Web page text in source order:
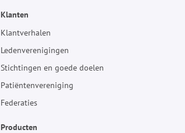
Klanten
Klantverhalen
Ledenverenigingen
Stichtingen en goede doelen
Patiëntenvereniging
Federaties
Producten